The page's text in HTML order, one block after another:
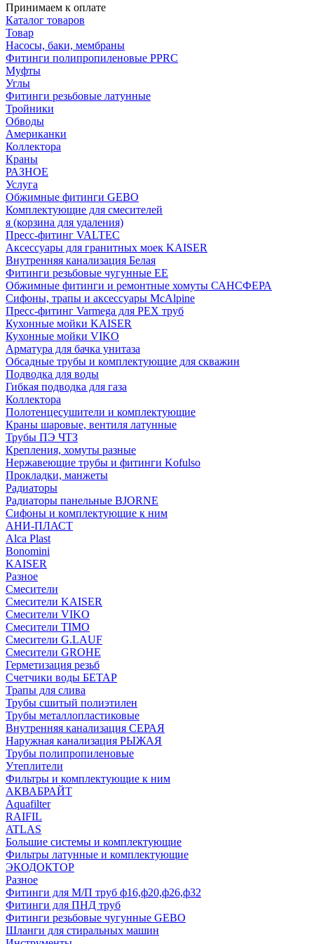
Принимаем к оплате
Каталог товаров
Товар
Насосы, баки, мембраны
Фитинги полипропиленовые PPRC
Муфты
Углы
Фитинги резьбовые латунные
Тройники
Обводы
Американки
Коллектора
Краны
РАЗНОЕ
Услуга
Обжимные фитинги GEBO
Комплектующие для смесителей
я (корзина для удаления)
Пресс-фитинг VALTEC
Аксессуары для гранитных моек KAISER
Внутренняя канализация Белая
Фитинги резьбовые чугунные EE
Обжимные фитинги и ремонтные хомуты САНСФЕРА
Сифоны, трапы и аксессуары McAlpine
Пресс-фитинг Varmega для PEX труб
Кухонные мойки KAISER
Кухонные мойки VIKO
Арматура для бачка унитаза
Обсадные трубы и комплектующие для скважин
Подводка для воды
Гибкая подводка для газа
Коллектора
Полотенцесушители и комплектующие
Краны шаровые, вентиля латунные
Трубы ПЭ ЧТЗ
Крепления, хомуты разные
Нержавеющие трубы и фитинги Kofulso
Прокладки, манжеты
Радиаторы
Радиаторы панельные BJORNE
Сифоны и комплектующие к ним
АНИ-ПЛАСТ
Alca Plast
Bonomini
KAISER
Разное
Смесители
Смесители KAISER
Смесители VIKO
Смесители TIMO
Смесители G.LAUF
Смесители GROHE
Герметизация резьб
Счетчики воды БЕТАР
Трапы для слива
Трубы сшитый полиэтилен
Трубы металлопластиковые
Внутренняя канализация СЕРАЯ
Наружная канализация РЫЖАЯ
Трубы полипропиленовые
Утеплители
Фильтры и комплектующие к ним
АКВАБРАЙТ
Aquafilter
RAIFIL
ATLAS
Большие системы и комплектующие
Фильтры латунные и комплектующие
ЭКОДОКТОР
Разное
Фитинги для М/П труб ф16,ф20,ф26,ф32
Фитинги для ПНД труб
Фитинги резьбовые чугунные GEBO
Шланги для стиральных машин